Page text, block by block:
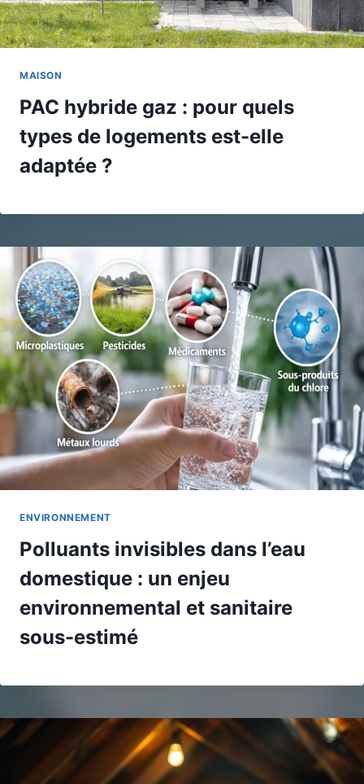
MAISON
PAC hybride gaz : pour quels
types de logements est-elle
adaptée ?
ENVIRONNEMENT
Polluants invisibles dans l’eau
domestique : un enjeu
environnemental et sanitaire
sous-estimé